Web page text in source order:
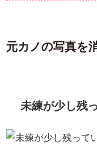
元カノの写真を
未練が少し残